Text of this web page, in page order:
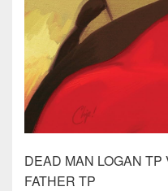
DEAD MAN LOGAN TP
FATHER TP